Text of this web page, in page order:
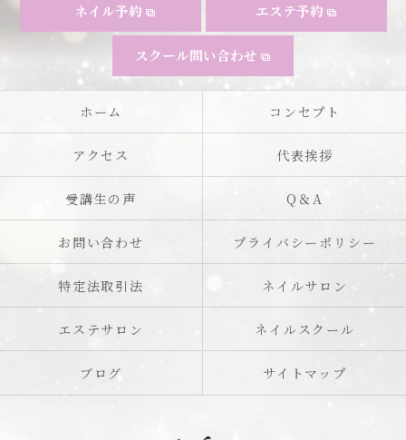
ネイル予約
スクール問い合わせ
エステ予約
ホーム コンセプト
アクセス 代表挨拶
受講生の声 Q＆A
お問い合わせ プライバシーポリシー
特定法取引法 ネイルサロン
エステサロン ネイルスクール
ブログ サイトマップ